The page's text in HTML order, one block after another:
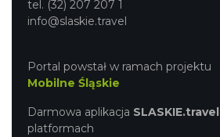
tel. (32) 207 207 1
info@slaskie.travel
Portal powstał w ramach projektu
Mobilne Śląskie
Darmowa aplikacja SLASKIE.travel
platformach